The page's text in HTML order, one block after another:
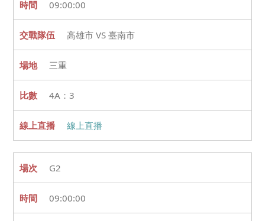
09:00:00
高雄市 VS 臺南市
三重
4A：3
線上直播
G2
09:00:00